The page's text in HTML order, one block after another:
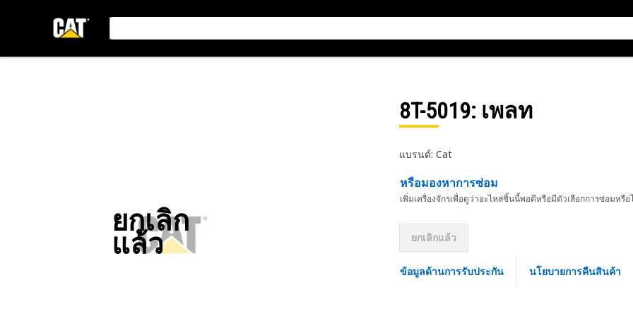
ยกเลิก
แล้ว
8T-5019: เพลท
แบรนด์: Cat
หรือมองหาการซ่อม
เพิ่มเครื่องจักรเพื่อดูว่าอะไหล่ชิ้นนี้พอดีหรือมีตัวเลือกการซ่อมหรือ
ยกเลิกแล้ว
ข้อมูลด้านการรับประกัน นโยบายการคืนสินค้า